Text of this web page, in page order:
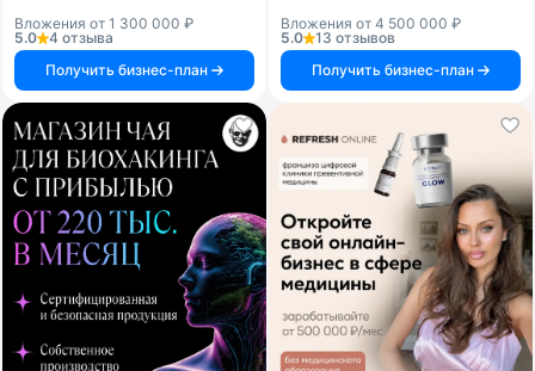
Вложения от 1 300 000 ₽
5.0
4 отзыва
Получить бизнес-план
Вложения от 4 500 000 ₽
5.0
13 отзывов
Получить бизнес-план